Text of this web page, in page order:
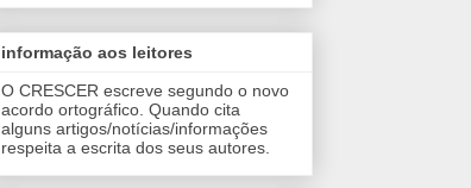
informação aos leitores
O CRESCER escreve segundo o novo
acordo ortográfico. Quando cita
alguns artigos/notícias/informações
respeita a escrita dos seus autores.